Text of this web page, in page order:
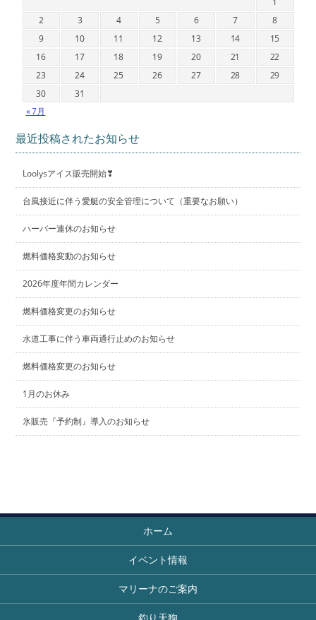
« 7月
2
3 4 5 6 7
8
9
10 11 12 13 14
15
16
17 18 19 20 21
22
23
24 25 26 27 28
29
30
31
最近投稿されたお知らせ
Loolysアイス販売開始❣
台風接近に伴う愛艇の安全管理について（重要なお願い）
ハーバー連休のお知らせ
燃料価格変動のお知らせ
2026年度年間カレンダー
燃料価格変更のお知らせ
水道工事に伴う車両通行止めのお知らせ
燃料価格変更のお知らせ
1月のお休み
氷販売『予約制』導入のお知らせ
ホーム
イベント情報
マリーナのご案内